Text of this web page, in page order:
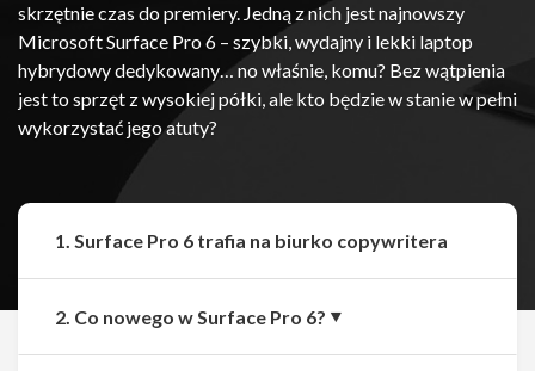
skrzętnie czas do premiery. Jedną z nich jest najnowszy
Microsoft Surface Pro 6 – szybki, wydajny i lekki laptop
hybrydowy dedykowany… no właśnie, komu? Bez wątpienia
jest to sprzęt z wysokiej półki, ale kto będzie w stanie w pełni
wykorzystać jego atuty?
1. Surface Pro 6 trafia na biurko copywritera
2. Co nowego w Surface Pro 6?